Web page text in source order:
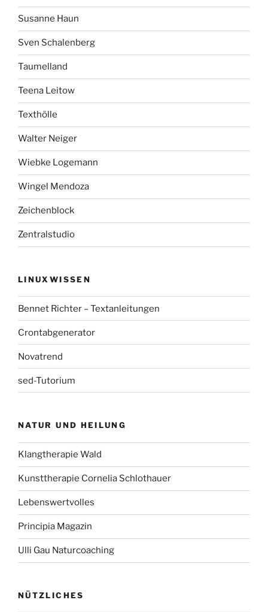
Susanne Haun
Sven Schalenberg
Taumelland
Teena Leitow
Texthölle
Walter Neiger
Wiebke Logemann
Wingel Mendoza
Zeichenblock
Zentralstudio
LINUXWISSEN
Bennet Richter – Textanleitungen
Crontabgenerator
Novatrend
sed-Tutorium
NATUR UND HEILUNG
Klangtherapie Wald
Kunsttherapie Cornelia Schlothauer
Lebenswertvolles
Principia Magazin
Ulli Gau Naturcoaching
NÜTZLICHES